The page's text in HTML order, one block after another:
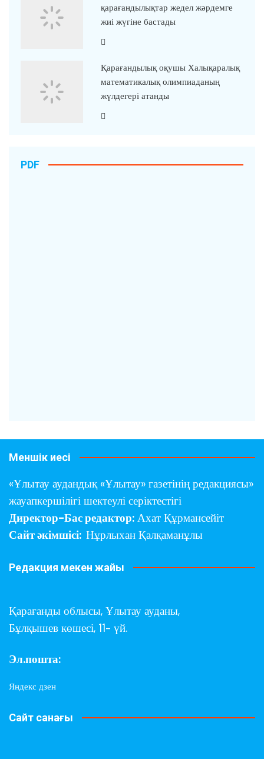
қарағандылықтар жедел жәрдемге
жиі жүгіне бастады
Қарағандылық оқушы Халықаралық
математикалық олимпиаданың
жүлдегері атанды
PDF
Меншік иесі
«Ұлытау аудандық «Ұлытау» газетінің редакциясы»
жауапкершілігі шектеулі серіктестігі
Директор-Бас редактор: Ахат Құрмансейіт
Сайт әкімшісі: Нұрлыхан Қалқаманұлы
Редакция мекен жайы
Қарағанды облысы, Ұлытау ауданы,
Бұлқышев көшесі, 11- үй.
Эл.пошта:
Яндекс дзен
Сайт санағы